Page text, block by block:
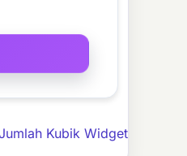
Kubik Widget